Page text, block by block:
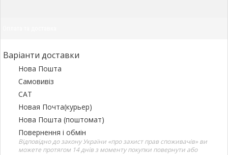
Варіанти доставки
Нова Пошта
Самовивіз
САТ
Новая Почта(курьер)
Нова Пошта (поштомат)
Повернення і обмін
Відповідно до закону України «про захист прав споживачів» ви
можете протягом 14 днів з моменту покупки повернути або